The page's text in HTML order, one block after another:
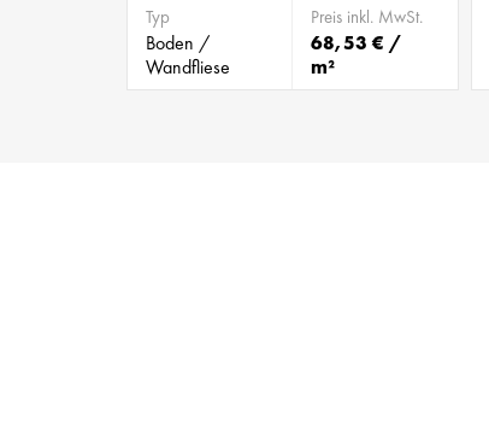
Typ
Boden /
Wandfliese
Preis inkl. MwSt.
68,53 € /
m²